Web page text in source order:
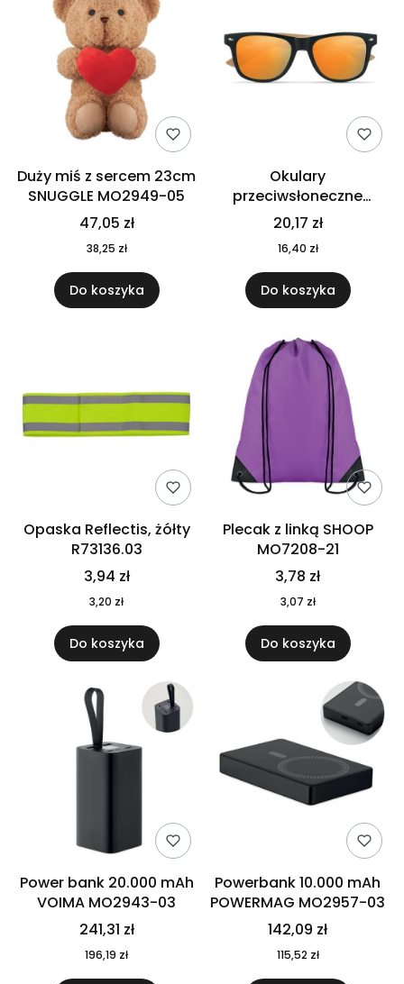
Duży miś z sercem 23cm
SNUGGLE MO2949-05
47,05 zł
38,25 zł
Do koszyka
Okulary
przeciwsłoneczne
CALIFORNIA TOUCH
MO9617-10
20,17 zł
16,40 zł
Do koszyka
Opaska Reflectis, żółty
R73136.03
3,94 zł
3,20 zł
Do koszyka
Plecak z linką SHOOP
MO7208-21
3,78 zł
3,07 zł
Do koszyka
Power bank 20.000 mAh
VOIMA MO2943-03
241,31 zł
196,19 zł
Powerbank 10.000 mAh
POWERMAG MO2957-03
142,09 zł
115,52 zł